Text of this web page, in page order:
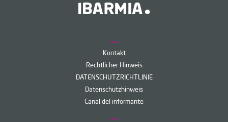
Kontakt
Rechtlicher Hinweis
DATENSCHUTZRICHTLINIE
Datenschutzhinweis
Canal del informante